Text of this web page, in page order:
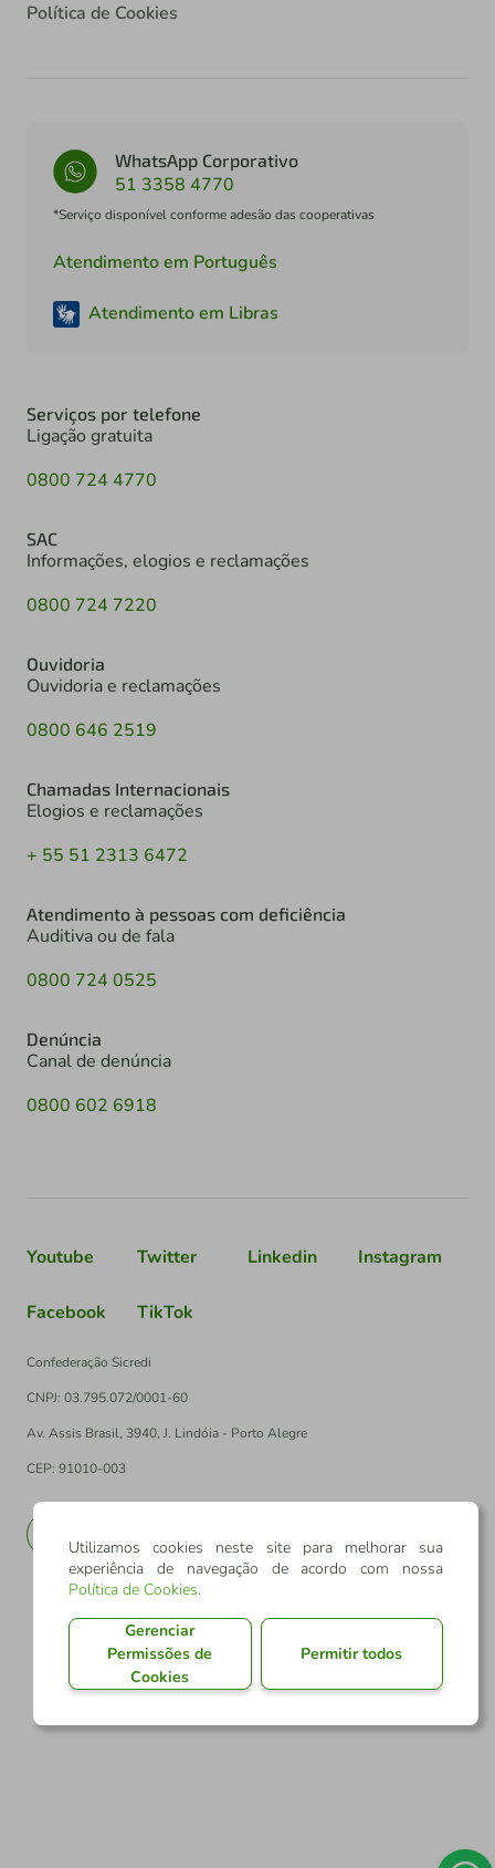
Política de Cookies
WhatsApp Corporativo
51 3358 4770
*Serviço disponível conforme adesão das cooperativas
Atendimento em Português
Atendimento em Libras
Serviços por telefone
Ligação gratuita
0800 724 4770
SAC
Informações, elogios e reclamações
0800 724 7220
Ouvidoria
Ouvidoria e reclamações
0800 646 2519
Chamadas Internacionais
Elogios e reclamações
+ 55 51 2313 6472
Atendimento à pessoas com deficiência
Auditiva ou de fala
0800 724 0525
Denúncia
Canal de denúncia
0800 602 6918
Youtube Twitter Linkedin Instagram
Facebook TikTok
Confederação Sicredi
CNPJ: 03.795.072/0001-60
Av. Assis Brasil, 3940, J. Lindóia - Porto Alegre
CEP: 91010-003
Utilizamos cookies neste site para melhorar sua
experiência de navegação de acordo com nossa
Política de Cookies.
Gerenciar
Permissões de
Cookies
Permitir todos